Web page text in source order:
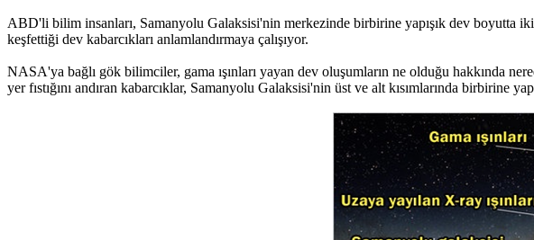
ABD'li bilim insanları, Samanyolu Galaksisi'nin merkezinde birbirine yapışık dev boyutta
keşfettiği dev kabarcıkları anlamlandırmaya çalışıyor.
NASA'ya bağlı gök bilimciler, gama ışınları yayan dev oluşumların ne olduğu hakkında
yer fıstığını andıran kabarcıklar, Samanyolu Galaksisi'nin üst ve alt kısımlarında birbirine